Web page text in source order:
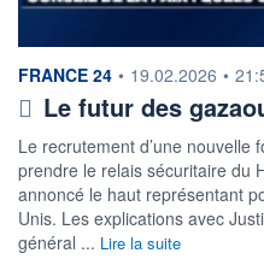
information fournie par
FRANCE 24 • 19.02.2026 •
Le futur des
Le recrutement d’une nouvelle
prendre le relais sécuritaire du
annoncé le haut représentant
Unis. Les explications avec
général ... Lire la suite